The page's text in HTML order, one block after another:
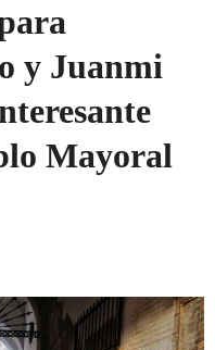
y Juanmi
Mayoral